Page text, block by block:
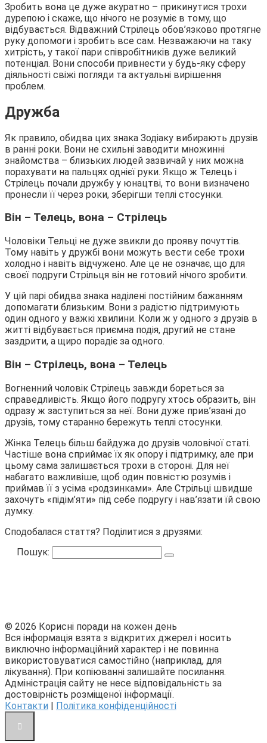
Зробить вона це дуже акуратно – прикинутися трохи
дурепою і скаже, що нічого не розуміє в тому, що
відбувається. Відважний Стрілець обов’язково протягне
руку допомоги і зробить все сам. Незважаючи на таку
хитрість, у такої пари співробітників дуже великий
потенціал. Вони способи привнести у будь-яку сферу
діяльності свіжі погляди та актуальні вирішення
проблем.
Дружба
Як правило, обидва цих знака Зодіаку вибирають друзів
в ранні роки. Вони не схильні заводити множинні
знайомства – близьких людей зазвичай у них можна
порахувати на пальцях однієї руки. Якщо ж Телець і
Стрілець почали дружбу у юнацтві, то вони визначено
пронесли її через роки, зберігши теплі стосунки.
Він – Телець, вона – Стрілець
Чоловіки Тельці не дуже звикли до прояву почуттів.
Тому навіть у дружбі вони можуть вести себе трохи
холодно і навіть відчужено. Але це не означає, що для
своєї подруги Стрільця він не готовий нічого зробити.
У цій парі обидва знака наділені постійним бажанням
допомагати близьким. Вони з радістю підтримують
один одного у важкі хвилини. Коли ж у одного з друзів в
житті відбувається приємна подія, другий не стане
заздрити, а щиро порадіє за одного.
Він – Стрілець, вона – Телець
Вогненний чоловік Стрілець завжди бореться за
справедливість. Якщо його подругу хтось образить, він
одразу ж заступиться за неї. Вони дуже прив’язані до
друзів, тому старанно бережуть теплі стосунки.
Жінка Телець більш байдужа до друзів чоловічої статі.
Частіше вона сприймає їх як опору і підтримку, але при
цьому сама залишається трохи в стороні. Для неї
набагато важливіше, щоб один повністю розумів і
приймав її з усіма «родзинками». Але Стрільці швидше
захочуть «підім’яти» під себе подругу і нав’язати їй свою
думку.
Сподобалася стаття? Поділитися з друзями:
Пошук:
© 2026 Корисні поради на кожен день
Вся інформація взята з відкритих джерел і носить
виключно інформаційний характер і не повинна
використовуватися самостійно (наприклад, для
лікування). При копіюванні залишайте посилання.
Адміністрація сайту не несе відповідальність за
достовірність розміщеної інформації.
Контакти | Політика конфіденційності